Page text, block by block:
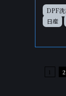
DPF
日産
1 2